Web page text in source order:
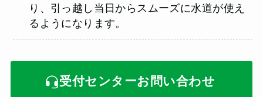
り、引っ越し当日からスムーズに水道が使え
るようになります。
受付センターお問い合わせ